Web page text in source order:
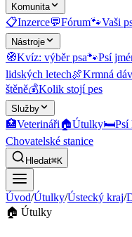
Komunita
📋Inzerce💬Fórum🐾Vaši
Nástroje
🧭Kvíz: výběr psa🐾Psí
lidských letech🍖Krmná
štěně💰Kolik stojí pes
Služby
🏥Veterináři🏠Útulky🛏️Psí
Chovatelské stanice
Hledat⌘K
Úvod/Útulky/Ústecký kraj/
🏠 Útulky